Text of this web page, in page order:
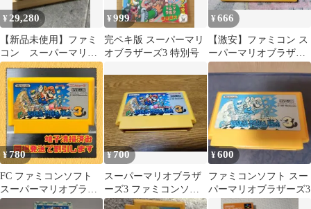
¥ 29,280
【新品未使用】ファミ
コン スーパーマリオ
ブラザーズ3
¥999
完ペキ版 スーパーマリ
オブラザーズ3 特別号
¥666
【激安】ファミコン ス
ーパーマリオブラザー
ズ3 Nintendo レトロ 大
¥780
FC ファミコンソフト
スーパーマリオブラザ
ーズ３
¥700
スーパーマリオブラザ
ーズ3 ファミコンソフ
ト
¥600
ファミコンソフト スー
パーマリオブラザーズ3